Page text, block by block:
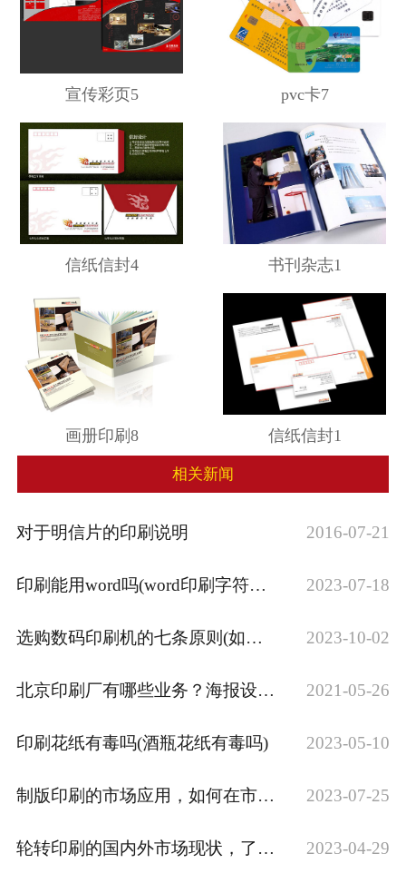
宣传彩页5 pvc卡7
信纸信封4 书刊杂志1
画册印刷8 信纸信封1
相关新闻
对于明信片的印刷说明 2016-07-21
印刷能用word吗(word印刷字符统计··· 2023-07-18
选购数码印刷机的七条原则(如何选购数码印··· 2023-10-02
北京印刷厂有哪些业务？海报设计刷助力宣传 2021-05-26
印刷花纸有毒吗(酒瓶花纸有毒吗) 2023-05-10
制版印刷的市场应用，如何在市场中发挥制版··· 2023-07-25
轮转印刷的国内外市场现状，了解轮转印刷在··· 2023-04-29